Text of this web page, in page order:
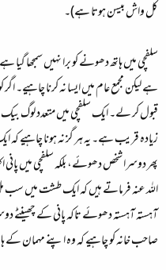
کل واش بیسن ہوتا ہے)۔
سلفچی میں ہاتھ دھونے کو برا نہیں سمجھا
ہے لیکن مجمع عام میں ایسا نہ کرنا
قبول کر لے۔ ایک سلفچی میں متعدد لوگ
زیادہ قریب ہے۔ یہ ہر گز نہ ہونا چاہیے
پھر دوسرا شخص دھوئے، بلکہ سلفچی میں
اللہ عنہ فرماتے ہیں کہ ایک طشت میں سب
آہستہ آہستہ دھوئے تاکہ پانی کے چھینٹے
صاحب خانہ کو چاہیے کہ وہ اپنے مہمان کے